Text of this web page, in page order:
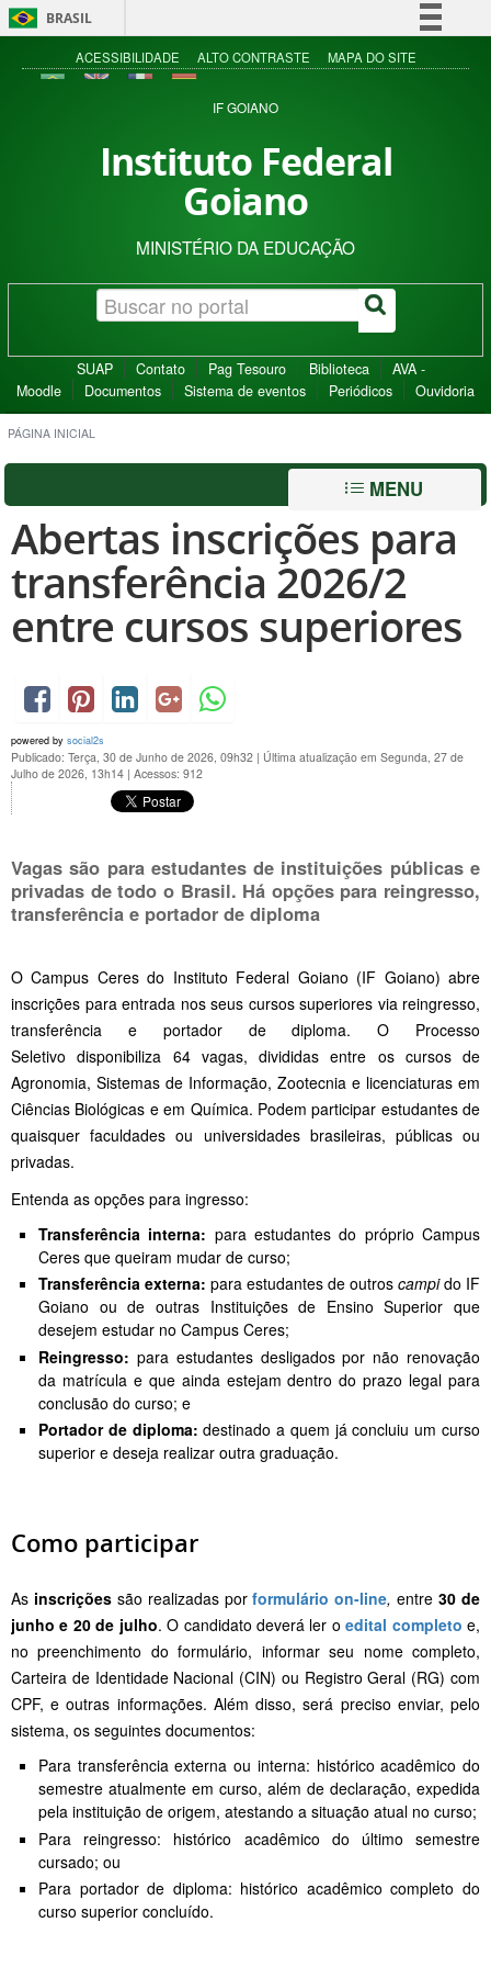
BRASIL
Simplifique!
Acesso à informação
ACESSIBILIDADE ALTO CONTRASTE MAPA DO SITE
IF GOIANO
Instituto Federal
Goiano
MINISTÉRIO DA EDUCAÇÃO
SUAP Contato Pag Tesouro Biblioteca
AVA -
Moodle
Documentos Sistema de eventos Periódicos Ouvidoria
PÁGINA INICIAL
MENU
Abertas inscrições para
transferência 2026/2
entre cursos superiores
powered by social2s
Publicado: Terça, 30 de Junho de 2026, 09h32 | Última atualização em Segunda, 27 de
Julho de 2026, 13h14 | Acessos: 912
Vagas são para estudantes de instituições públicas e
privadas de todo o Brasil. Há opções para reingresso,
transferência e portador de diploma
O Campus Ceres do Instituto Federal Goiano (IF Goiano) abre
inscrições para entrada nos seus cursos superiores via reingresso,
transferência e portador de diploma. O Processo
Seletivo disponibiliza 64 vagas, divididas entre os cursos de
Agronomia, Sistemas de Informação, Zootecnia e licenciaturas em
Ciências Biológicas e em Química. Podem participar estudantes de
quaisquer faculdades ou universidades brasileiras, públicas ou
privadas.
Entenda as opções para ingresso:
Transferência interna: para estudantes do próprio Campus
Ceres que queiram mudar de curso;
Transferência externa: para estudantes de outros campido IF
Goiano ou de outras Instituições de Ensino Superior que
desejem estudar no Campus Ceres;
Reingresso: para estudantes desligados por não renovação
da matrícula e que ainda estejam dentro do prazo legal para
conclusão do curso; e
Portador de diploma: destinado a quem já concluiu um curso
superior e deseja realizar outra graduação.
Como participar
As inscriçõessão realizadas porformulário on-line, entre 30 de
junho e 20 de julho. O candidato deverá ler oedital completo e,
no preenchimento do formulário, informar seu nome completo,
Carteira de Identidade Nacional (CIN) ou Registro Geral (RG) com
CPF, e outras informações. Além disso, será preciso enviar, pelo
sistema, os seguintes documentos:
Para transferência externa ou interna: histórico acadêmico do
semestre atualmente em curso, além de declaração, expedida
pela instituição de origem, atestando a situação atual no curso;
Para reingresso: histórico acadêmico do último semestre
cursado; ou
Para portador de diploma: histórico acadêmico completo do
curso superior concluído.